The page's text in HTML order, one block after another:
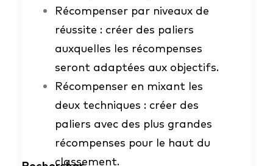
Récompenser par niveaux de
réussite : créer des paliers
auxquelles les récompenses
seront adaptées aux objectifs.
Récompenser en mixant les
deux techniques : créer des
paliers avec des plus grandes
récompenses pour le haut du
classement.